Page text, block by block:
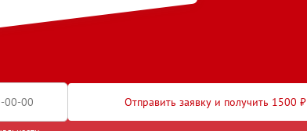
Отправить заявку и получить 1500 ₽